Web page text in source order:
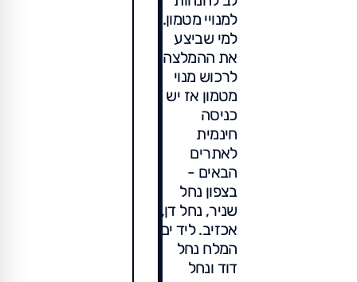
למנויי מטמון.
למי שביצע
את ההמלצה
לרכוש מנוי
מטמון אז יש
כניסה
חינמית
לאתרים
הבאים -
בצפון נחל
שניר, נחל דן,
אכזיב. ליד ים
המלח נחל
דוד ונחל